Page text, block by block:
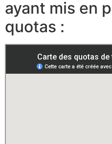
ayant mis en
quotas :